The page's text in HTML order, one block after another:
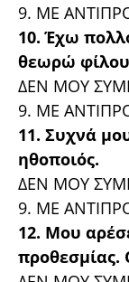
9. ΜΕ
10. Έχω
θεωρώ
ΔΕΝ ΜΟΥ
9. ΜΕ
11. Συχνά
ηθοποιός.
ΔΕΝ ΜΟΥ
9. ΜΕ
12. Μου
προθεσμίας.